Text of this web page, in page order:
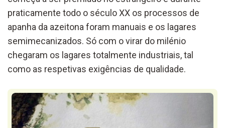
praticamente todo o século XX os processos de
apanha da azeitona foram manuais e os lagares
semimecanizados. Só com o virar do milénio
chegaram os lagares totalmente industriais, tal
como as respetivas exigências de qualidade.